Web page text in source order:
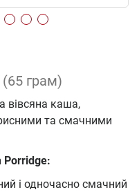
грам)
вівсяна каша,
та смачними
Porridge:
і одночасно смачний